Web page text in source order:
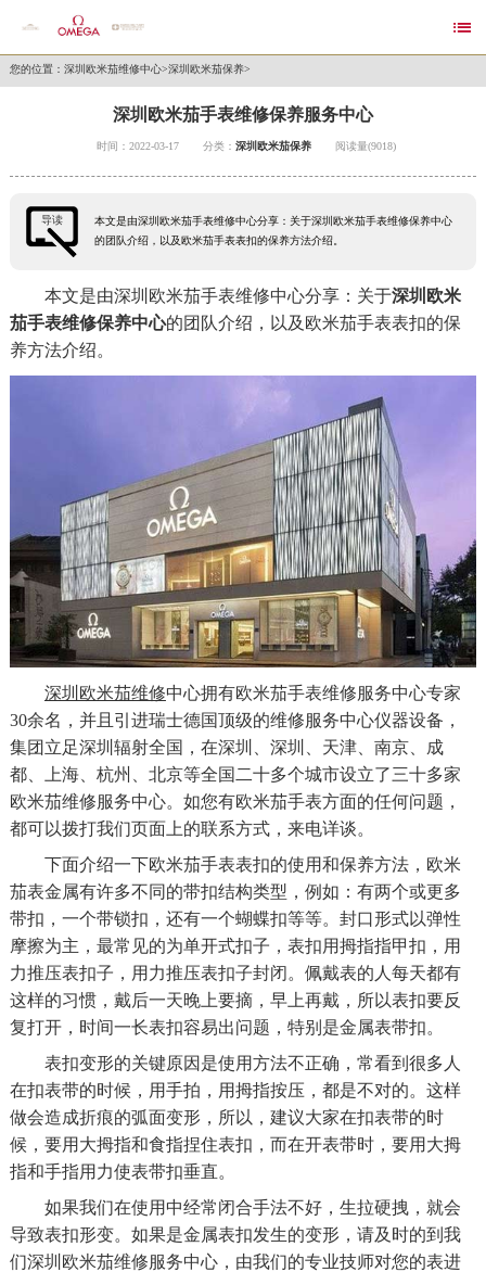

您的位置： 深圳欧米茄维修中心>深圳欧米茄保养>
深圳欧米茄手表维修保养服务中心
时间：2022-03-17 分类： 深圳欧米茄保养 阅读量(9018)
导读
本文是由深圳欧米茄手表维修中心分享：关于深圳欧米茄手表维修保养中心
的团队介绍，以及欧米茄手表表扣的保养方法介绍。
本文是由深圳欧米茄手表维修中心分享：关于深圳欧米
茄手表维修保养中心的团队介绍，以及欧米茄手表表扣的保
养方法介绍。
深圳欧米茄维修中心拥有欧米茄手表维修服务中心专家
30余名，并且引进瑞士德国顶级的维修服务中心仪器设备，
集团立足深圳辐射全国，在深圳、深圳、天津、南京、成
都、上海、杭州、北京等全国二十多个城市设立了三十多家
欧米茄维修服务中心。如您有欧米茄手表方面的任何问题，
都可以拨打我们页面上的联系方式，来电详谈。
下面介绍一下欧米茄手表表扣的使用和保养方法，欧米
茄表金属有许多不同的带扣结构类型，例如：有两个或更多
带扣，一个带锁扣，还有一个蝴蝶扣等等。封口形式以弹性
摩擦为主，最常见的为单开式扣子，表扣用拇指指甲扣，用
力推压表扣子，用力推压表扣子封闭。佩戴表的人每天都有
这样的习惯，戴后一天晚上要摘，早上再戴，所以表扣要反
复打开，时间一长表扣容易出问题，特别是金属表带扣。
表扣变形的关键原因是使用方法不正确，常看到很多人
在扣表带的时候，用手拍，用拇指按压，都是不对的。这样
做会造成折痕的弧面变形，所以，建议大家在扣表带的时
候，要用大拇指和食指捏住表扣，而在开表带时，要用大拇
指和手指用力使表带扣垂直。
如果我们在使用中经常闭合手法不好，生拉硬拽，就会
导致表扣形变。如果是金属表扣发生的变形，请及时的到我
们深圳欧米茄维修服务中心，由我们的专业技师对您的表进